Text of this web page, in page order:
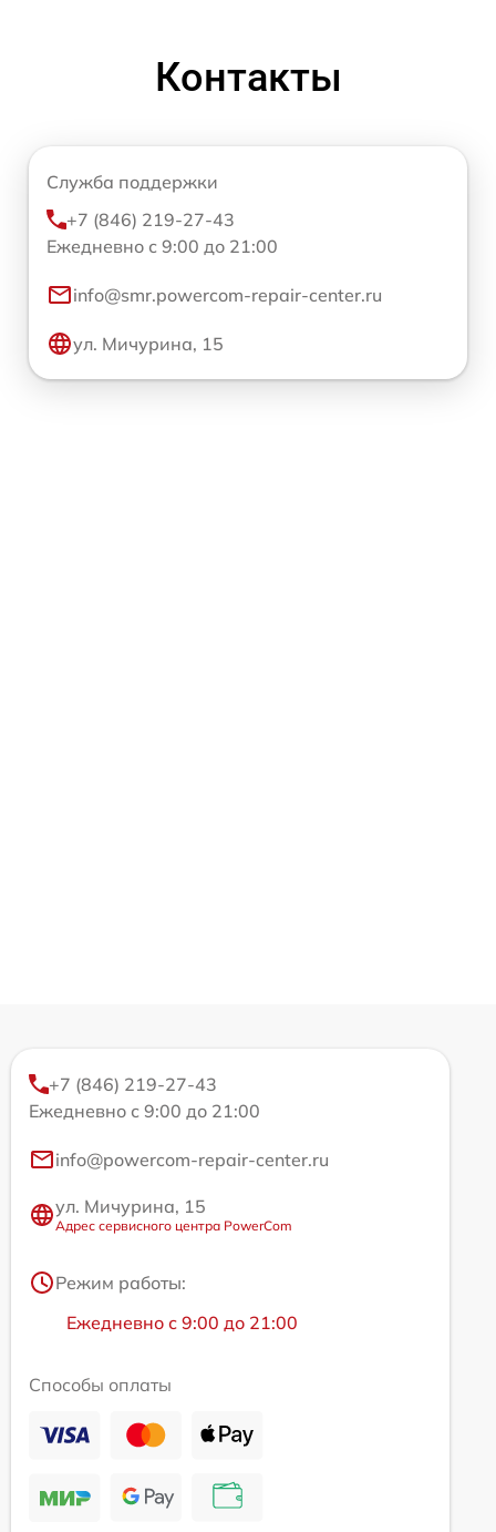
Контакты
Служба поддержки
+7 (846) 219-27-43
Ежедневно с 9:00 до 21:00
info@smr.powercom-repair-center.ru
ул. Мичурина, 15
+7 (846) 219-27-43
Ежедневно с 9:00 до 21:00
info@powercom-repair-center.ru
ул. Мичурина, 15
Адрес сервисного центра PowerCom
Режим работы:
Ежедневно с 9:00 до 21:00
Способы оплаты